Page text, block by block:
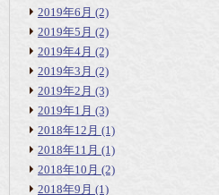
2019年6月 (2)
2019年5月 (2)
2019年4月 (2)
2019年3月 (2)
2019年2月 (3)
2019年1月 (3)
2018年12月 (1)
2018年11月 (1)
2018年10月 (2)
2018年9月 (1)